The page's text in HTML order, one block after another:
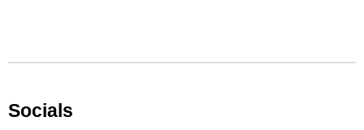
Socials